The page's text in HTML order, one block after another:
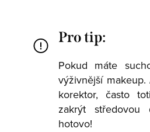
Pro tip:
Pokud máte
výživnější
korektor, často
zakrýt
hotovo!